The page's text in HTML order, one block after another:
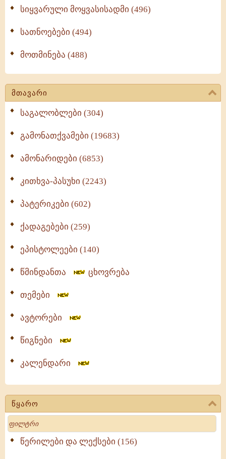
სიყვარული მოყვასისადმი (496)
სათნოებები (494)
მოთმინება (488)
მთავარი
საგალობლები (304)
გამონათქვამები (19683)
ამონარიდები (6853)
კითხვა-პასუხი (2243)
პატერიკები (602)
ქადაგებები (259)
ეპისტოლეები (140)
წმინდანთა ცხოვრება
თემები
ავტორები
წიგნები
კალენდარი
წყარო
Search
წერილები და ლექსები (156)